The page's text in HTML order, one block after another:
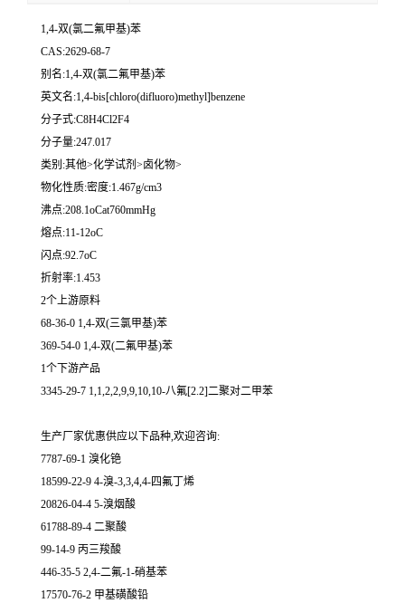
1,4-双(氯二氟甲基)苯
CAS:2629-68-7
别名:1,4-双(氯二氟甲基)苯
英文名:1,4-bis[chloro(difluoro)methyl]benzene
分子式:C8H4Cl2F4
分子量:247.017
类别:其他>化学试剂>卤化物>
物化性质:密度:1.467g/cm3
沸点:208.1oCat760mmHg
熔点:11-12oC
闪点:92.7oC
折射率:1.453
2个上游原料
68-36-0 1,4-双(三氯甲基)苯
369-54-0 1,4-双(二氟甲基)苯
1个下游产品
3345-29-7 1,1,2,2,9,9,10,10-八氟[2.2]二聚对二甲苯
生产厂家优惠供应以下品种,欢迎咨询:
7787-69-1 溴化铯
18599-22-9 4-溴-3,3,4,4-四氟丁烯
20826-04-4 5-溴烟酸
61788-89-4 二聚酸
99-14-9 丙三羧酸
446-35-5 2,4-二氟-1-硝基苯
17570-76-2 甲基磺酸铅